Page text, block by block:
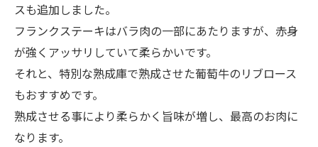
スも追加しました。
フランクステーキはバラ肉の一部にあたりますが、赤身
が強くアッサリしていて柔らかいです。
それと、特別な熟成庫で熟成させた葡萄牛のリブロース
もおすすめです。
熟成させる事により柔らかく旨味が増し、最高のお肉に
なります。